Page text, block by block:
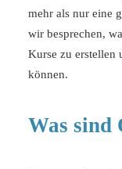
mehr als nur eine
wir besprechen,
Kurse zu erstellen
können.
Was sind